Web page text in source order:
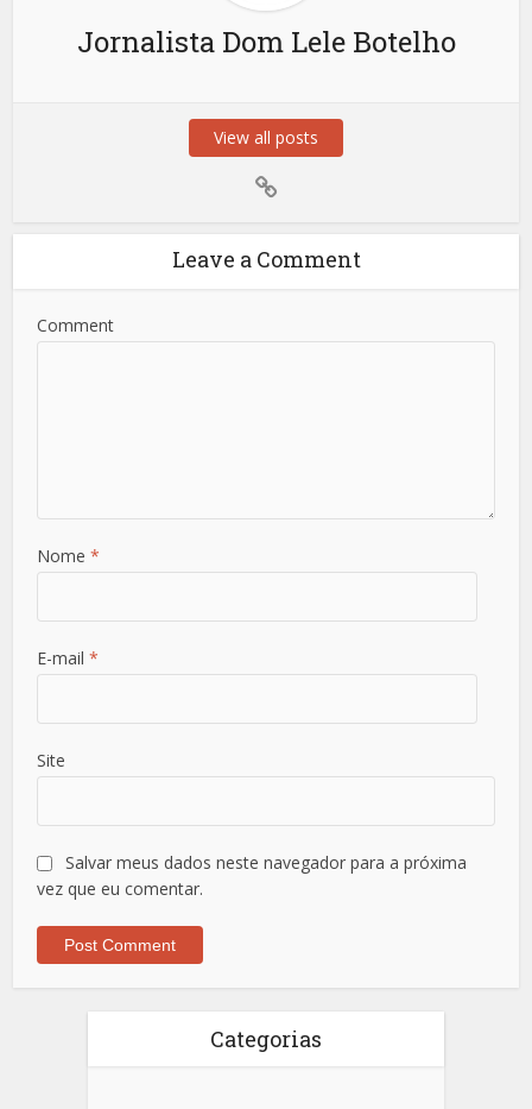
Jornalista Dom Lele Botelho
View all posts
Leave a Comment
Comment
Nome*
E-mail*
Site
Salvar meus dados neste navegador para a próxima
vez que eu comentar.
Categorias